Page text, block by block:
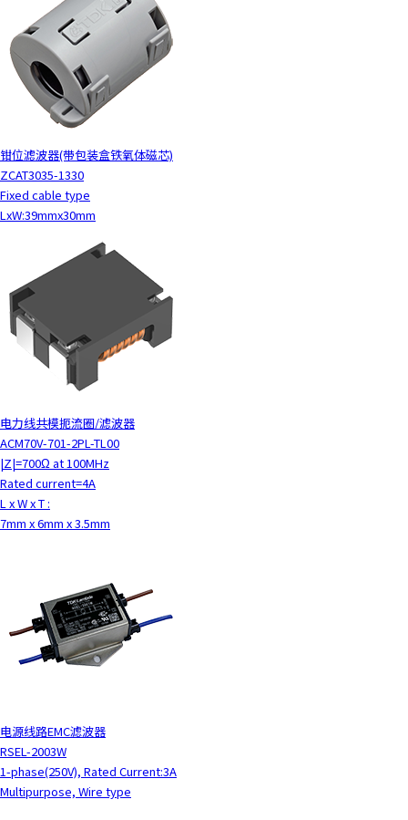
钳位滤波器(带包装盒铁氧体磁芯)
ZCAT3035-1330
Fixed cable type
LxW:39mmx30mm
电力线共模扼流圈/滤波器
ACM70V-701-2PL-TL00
|Z|=700Ω at 100MHz
Rated current=4A
L x W x T :
7mm x 6mm x 3.5mm
电源线路EMC滤波器
RSEL-2003W
1-phase(250V), Rated Current:3A
Multipurpose, Wire type